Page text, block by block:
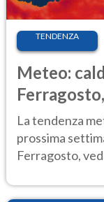
TENDENZA
Meteo:
Ecco dove
La tendenza
prossima
Ferragosto,